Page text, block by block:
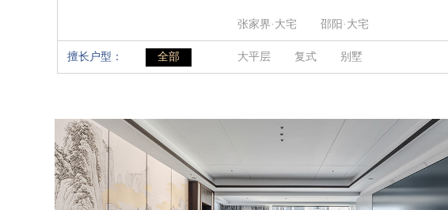
张家界·大宅 邵阳·大宅
擅长户型： 全部 大平层 复式 别墅